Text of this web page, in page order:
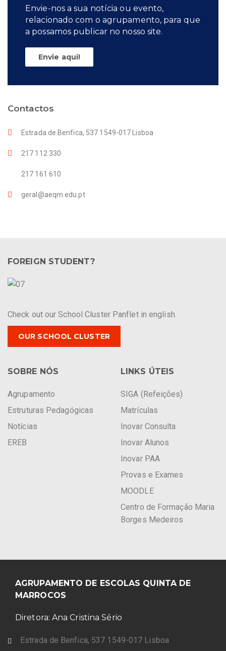
Envie-nos a sua notícia ou evento,
relacionado com o agrupamento, para que
a possamos publicar no nosso site.
Envie aqui!
Contactos
Estrada de Benfica, 537 1549-017 Lisboa
217 112 330
217 161 610
geral@aeqm.edu.pt
FOREIGN STUDENT?
Check out our School Cluster Panflet in english.
OUR SCHOOL CLUSTER
SOBRE NÓS
Agrupamento
Estruturas Pedagógicas
Notícias
EREB
LINKS ÚTEIS
SIGA (Refeições)
Matrículas
Inovar Consulta
Inovar Alunos
Inovar PAA
Provas e Exames
MOODLE
Centro de Formação Maria
Borges Medeiros
AGRUPAMENTO DE ESCOLAS QUINTA DE
MARROCOS
Diretora: Ana Cristina Sério
Estrada de Benfica, 537 1549-017 Lisboa